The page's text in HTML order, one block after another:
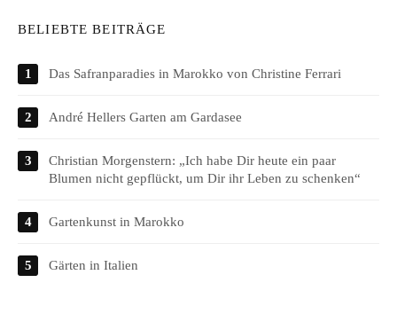
BELIEBTE BEITRÄGE
Das Safranparadies in Marokko von Christine Ferrari
André Hellers Garten am Gardasee
Christian Morgenstern: „Ich habe Dir heute ein paar
Blumen nicht gepflückt, um Dir ihr Leben zu schenken“
Gartenkunst in Marokko
Gärten in Italien